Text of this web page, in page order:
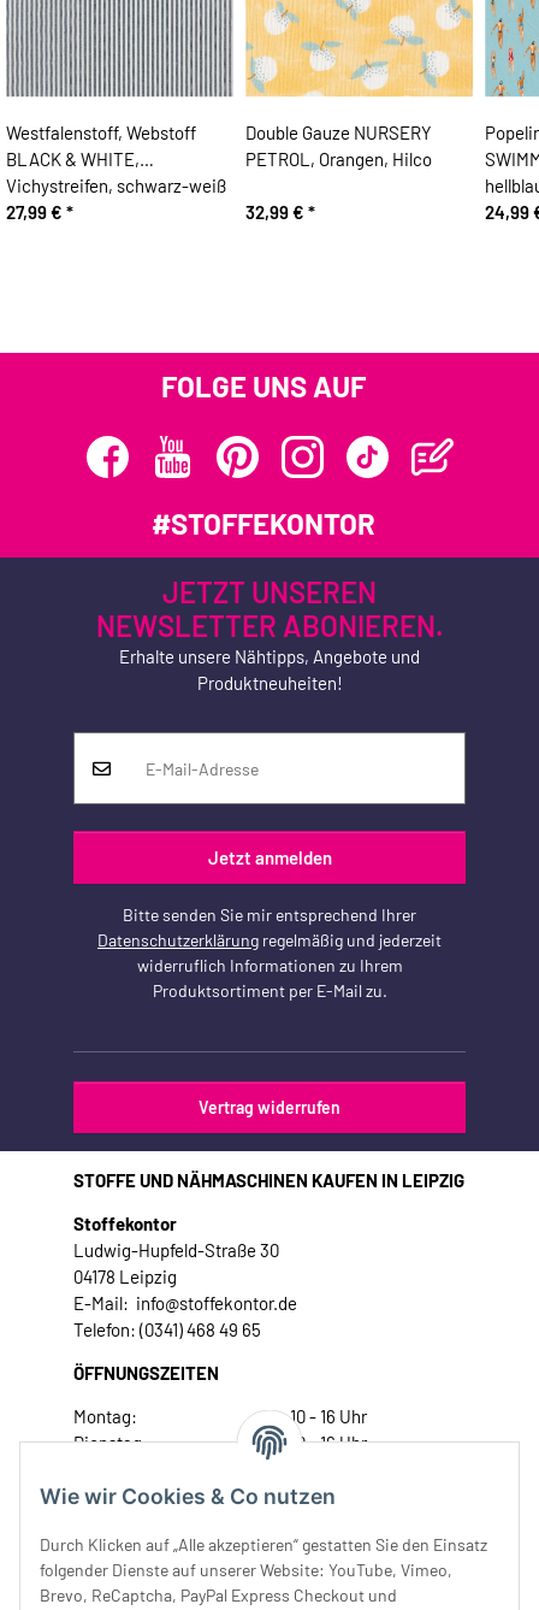
Wie wir Cookies & Co nutzen
Durch Klicken auf „Alle akzeptieren“ gestatten Sie den Einsatz
folgender Dienste auf unserer Website: YouTube, Vimeo,
Brevo, ReCaptcha, PayPal Express Checkout und
Westfalenstoff, Webstoff
BLACK & WHITE,
Vichystreifen, schwarz-weiß
27,99 € *
Double Gauze NURSERY
PETROL, Orangen, Hilco
32,99 € *
24,99
FOLGE UNS AUF
#STOFFEKONTOR
JETZT UNSEREN
NEWSLETTER ABONIEREN.
Erhalte unsere Nähtipps, Angebote und
Produktneuheiten!
Jetzt anmelden
Bitte senden Sie mir entsprechend Ihrer
Datenschutzerklärung regelmäßig und jederzeit
widerruflich Informationen zu Ihrem
Produktsortiment per E-Mail zu.
Vertrag widerrufen
STOFFE UND NÄHMASCHINEN KAUFEN IN LEIPZIG
Stoffekontor
Ludwig-Hupfeld-Straße 30
04178 Leipzig
E-Mail: info@stoffekontor.de
Telefon: (0341) 468 49 65
ÖFFNUNGSZEITEN
Montag:
10 - 16 Uhr
Dienstag:
10 - 16 Uhr
Donnerstag:
10 - 18 Uhr
Samstag:
10 - 14 Uhr
Unser Service